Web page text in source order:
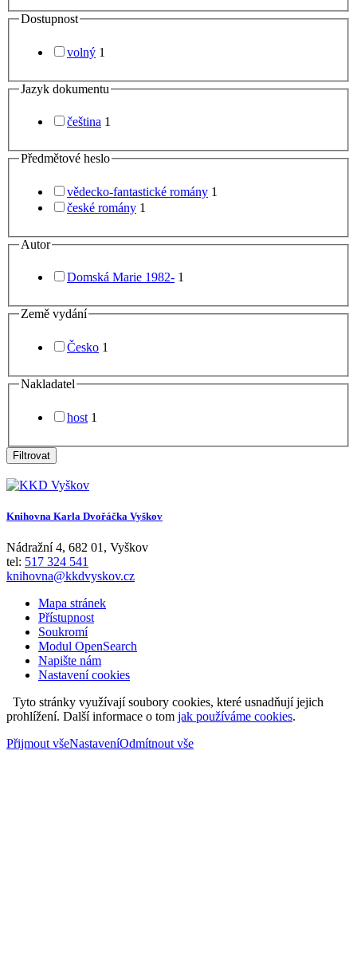
Dostupnost
volný 1
Jazyk dokumentu
čeština 1
Předmětové heslo
vědecko-fantastické romány 1
české romány 1
Autor
Domská Marie 1982- 1
Země vydání
Česko 1
Nakladatel
host 1
Filtrovat
Knihovna Karla Dvořáčka Vyškov
Nádražní 4, 682 01 , Vyškov
tel: 517 324 541
knihovna@kkdvyskov.cz
Mapa stránek
Přístupnost
Soukromí
Modul OpenSearch
Napište nám
Nastavení cookies
Tyto stránky využívají soubory cookies, které usnadňují jejich
prohlížení. Další informace o tom jak používáme cookies.
Přijmout všeNastaveníOdmítnout vše